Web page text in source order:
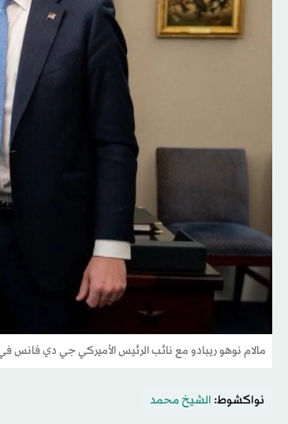
مالام نوهو ريبادو مع نائب الرئيس الأميركي جي دي فانس
نواكشوط: الشيخ محمد